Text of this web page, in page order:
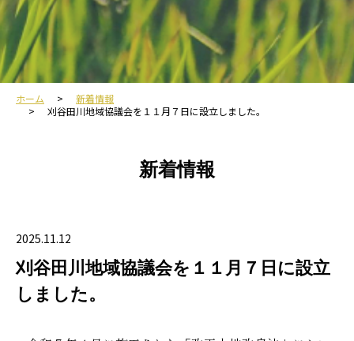
ホーム
新着情報
刈谷田川地域協議会を１１月７日に設立しました。
新着情報
2025.11.12
刈谷田川地域協議会を１１月７日に設立
しました。